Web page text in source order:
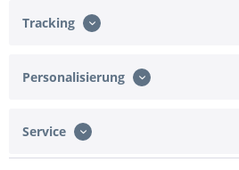
Artikel-Nr.:
Beschreibung
Bewertungen
0
Tracking
Personalisierung
Service